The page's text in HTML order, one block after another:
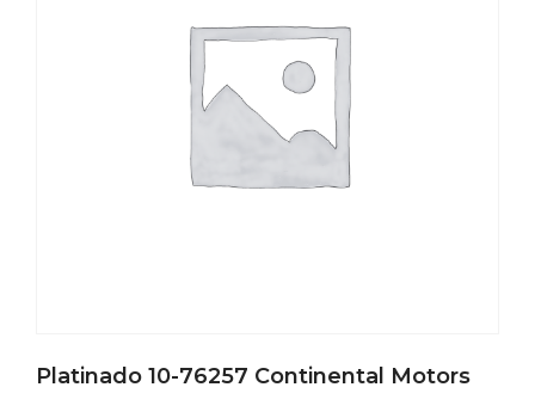
Platinado 10-76257 Continental Motors